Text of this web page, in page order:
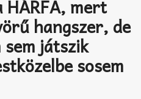
mert
hangszer, de
játszik
sosem